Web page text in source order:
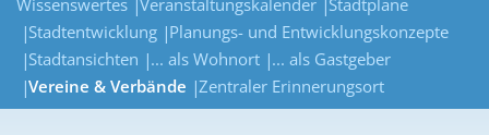
Wissenswertes Veranstaltungskalender Stadtpläne
Stadtentwicklung Planungs- und Entwicklungskonzepte
Stadtansichten
... als Wohnort ... als Gastgeber
Vereine & Verbände Zentraler Erinnerungsort